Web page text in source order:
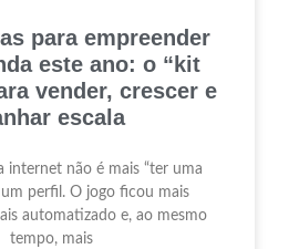
para empreender
este ano: o “kit
vender, crescer e
escala
internet não é mais “ter uma
um perfil. O jogo ficou mais
automatizado e, ao mesmo
tempo, mais